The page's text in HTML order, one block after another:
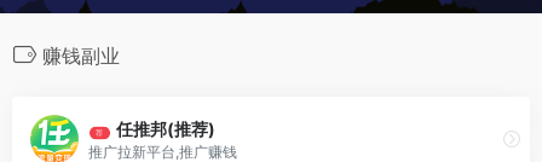
赚钱副业
荐 任推邦(推荐)
推广拉新平台,推广赚钱